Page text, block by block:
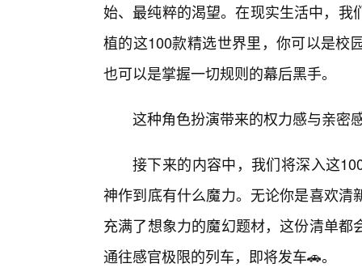
始、最纯粹的渴望。在现实生活中，
植的这100款精选世界里，你可以是校
也可以是掌握一切规则的幕后黑手。
这种角色扮演带来的权力感与亲密
接下来的内容中，我们将深入这
神作到底有什么魔力。无论你是喜欢
充满了想象力的魔幻题材，这份清单
通往感官极限的列车，即将发车🚗。